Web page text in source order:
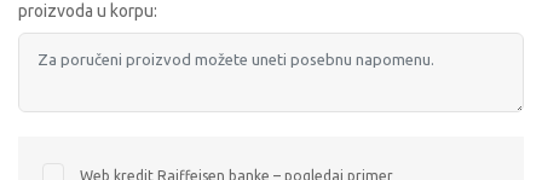
proizvoda u korpu:
Web kredit Raiffeisen banke – pogledaj primer